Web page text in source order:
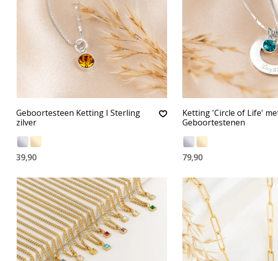
Geboortesteen Ketting I Sterling
zilver
39,90
Ketting 'Circle of Life'
Geboortestenen
79,90